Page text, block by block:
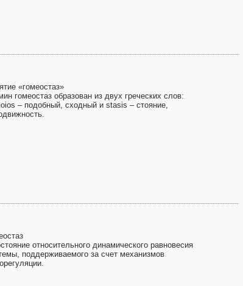
«гомеостаз»
гомеостаз образован из двух греческих слов:
– подобный, сходный и stasis – стояние,
относительного динамического равновесия
поддерживаемого за счет механизмов